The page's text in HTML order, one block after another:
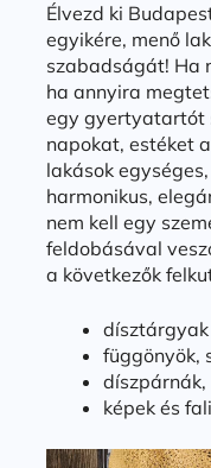
Élvezd ki
egyikére, menő
szabadságát! Ha
ha annyira
egy gyertyatartót
napokat, estéket
lakások
harmonikus,
nem kell egy
feldobásával
a következők
dísztárgyak
függönyök,
díszpárnák,
képek és